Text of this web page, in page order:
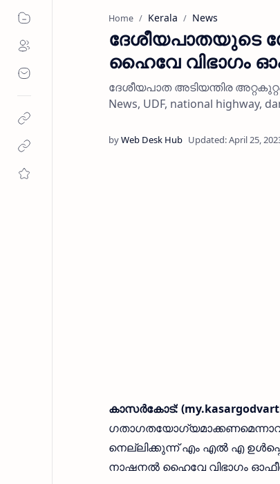
Home Kerala News
ഹൈവേ വിഭാഗം
ദേശീയപാത അടിയന്തിര
News, UDF, national highway,
കാസര്‍കോട്:
നെല്ലിക്കുന്ന് എം എല്‍ എ
നാഷനല്‍ ഹൈവേ വിഭാഗം